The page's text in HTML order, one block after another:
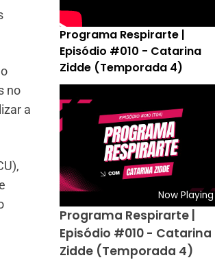
no
a
Programa Respirarte |
Episódio #010 - Catarina
Zidde (Temporada 4)
Now Playing
Programa Respirarte |
Episódio #010 - Catarina
Zidde (Temporada 4)